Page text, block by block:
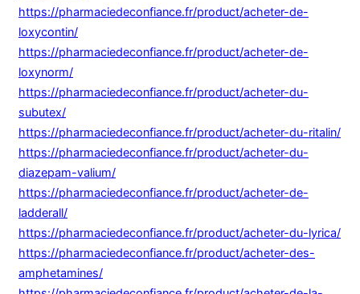
https://pharmaciedeconfiance.fr/product/acheter-de-
loxycontin/
https://pharmaciedeconfiance.fr/product/acheter-de-
loxynorm/
https://pharmaciedeconfiance.fr/product/acheter-du-
subutex/
https://pharmaciedeconfiance.fr/product/acheter-du-ritalin/
https://pharmaciedeconfiance.fr/product/acheter-du-
diazepam-valium/
https://pharmaciedeconfiance.fr/product/acheter-de-
ladderall/
https://pharmaciedeconfiance.fr/product/acheter-du-lyrica/
https://pharmaciedeconfiance.fr/product/acheter-des-
amphetamines/